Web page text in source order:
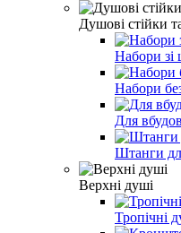
Душові стійки
Набори
Набори
Для
Штанги
Верхні душі
Тропічні